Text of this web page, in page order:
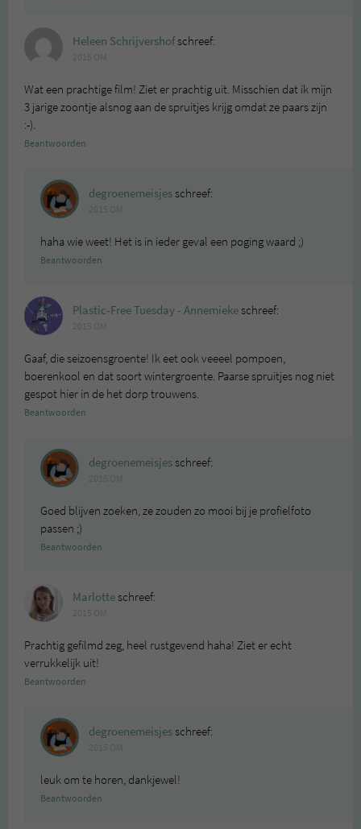
Heleen Schrijvershofschreef:
Wat een prachtige film! Ziet er prachtig uit. Misschien dat ik mijn
3 jarige zoontje alsnog aan de spruitjes krijg omdat ze paars zijn
:-).
Beantwoorden
degroenemeisjesschreef:
haha wie weet! Het is in ieder geval een poging waard ;)
Beantwoorden
Plastic-Free Tuesday - Annemiekeschreef:
Gaaf, die seizoensgroente! Ik eet ook veeeel pompoen,
boerenkool en dat soort wintergroente. Paarse spruitjes nog niet
gespot hier in de het dorp trouwens.
Beantwoorden
degroenemeisjesschreef:
Goed blijven zoeken, ze zouden zo mooi bij je profielfoto
passen ;)
Beantwoorden
Marlotteschreef:
Prachtig gefilmd zeg, heel rustgevend haha! Ziet er echt
verrukkelijk uit!
Beantwoorden
degroenemeisjesschreef:
leuk om te horen, dankjewel!
Beantwoorden